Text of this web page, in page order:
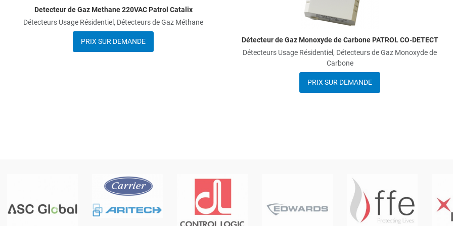
Detecteur de Gaz Methane 220VAC Patrol Catalix
Détecteurs Usage Résidentiel, Détecteurs de Gaz Méthane
PRIX SUR DEMANDE
Détecteur de Gaz Monoxyde de Carbone PATROL CO-DETECT
Détecteurs Usage Résidentiel, Détecteurs de Gaz Monoxyde de
Carbone
PRIX SUR DEMANDE